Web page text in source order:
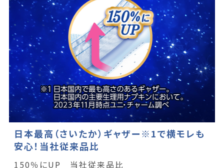
日本最高（さいたか）ギャザー※1で横モレも
安心！当社従来品比
150％にUP 当社従来品比